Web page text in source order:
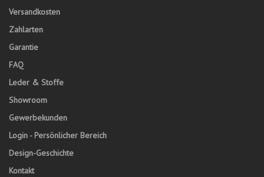
Versandkosten
Zahlarten
Garantie
FAQ
Leder & Stoffe
Showroom
Gewerbekunden
Login - Persönlicher Bereich
Design-Geschichte
Kontakt